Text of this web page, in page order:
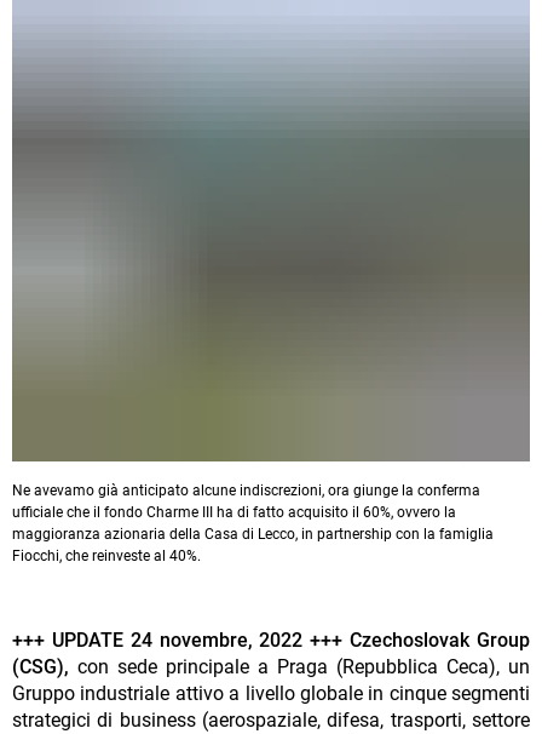
Ne avevamo già anticipato alcune indiscrezioni, ora giunge la conferma
ufficiale che il fondo Charme III ha di fatto acquisito il 60%, ovvero la
maggioranza azionaria della Casa di Lecco, in partnership con la famiglia
Fiocchi, che reinveste al 40%.
+++ UPDATE 24 novembre, 2022 +++ Czechoslovak Group
(CSG), con sede principale a Praga (Repubblica Ceca), un
Gruppo industriale attivo a livello globale in cinque segmenti
strategici di business (aerospaziale, difesa, trasporti, settore